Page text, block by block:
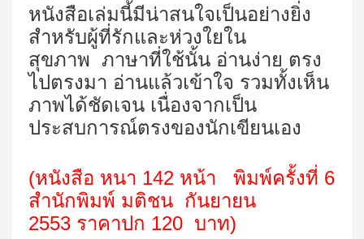
หนังสือเล่มนี้มีน่าสนใจเป็นอย่างยิ่ง
สำหรับผู้ที่รักและห่วงใยใน
สุขภาพ ภาษาที่ใช้นั้น อ่านง่าย ตรง
ไปตรงมา อ่านแล้วเข้าใจ รวมทั้งเห็น
ภาพได้ชัดเจน เนื่องจากเป็น
ประสบการณ์ตรงของนักเขียนเอง
(หนังสือ หนา 142 หน้า พิมพ์ครั้งที่ 6
สำนักพิมพ์ มติชน กันยายน
2553 ราคาปก 120 บาท)